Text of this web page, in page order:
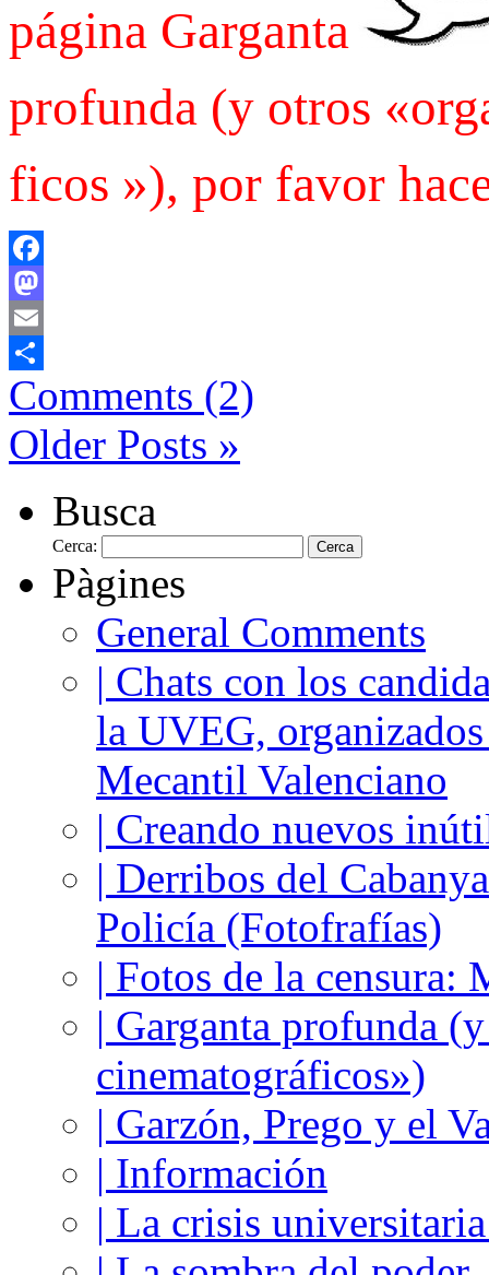
página Garganta
profunda (y otros
ficos »), por favor
Facebook
Mastodon
Email
Comparteix
Comments (2)
Older Posts »
Busca
Cerca:
Pàgines
General Comments
| Chats con los
la UVEG,
Mecantil Valenciano
| Creando nuevos
| Derribos del
Policía (Fotofrafías)
| Fotos de la
| Garganta profunda
cinematográficos»)
| Garzón, Prego y el
| Información
| La crisis